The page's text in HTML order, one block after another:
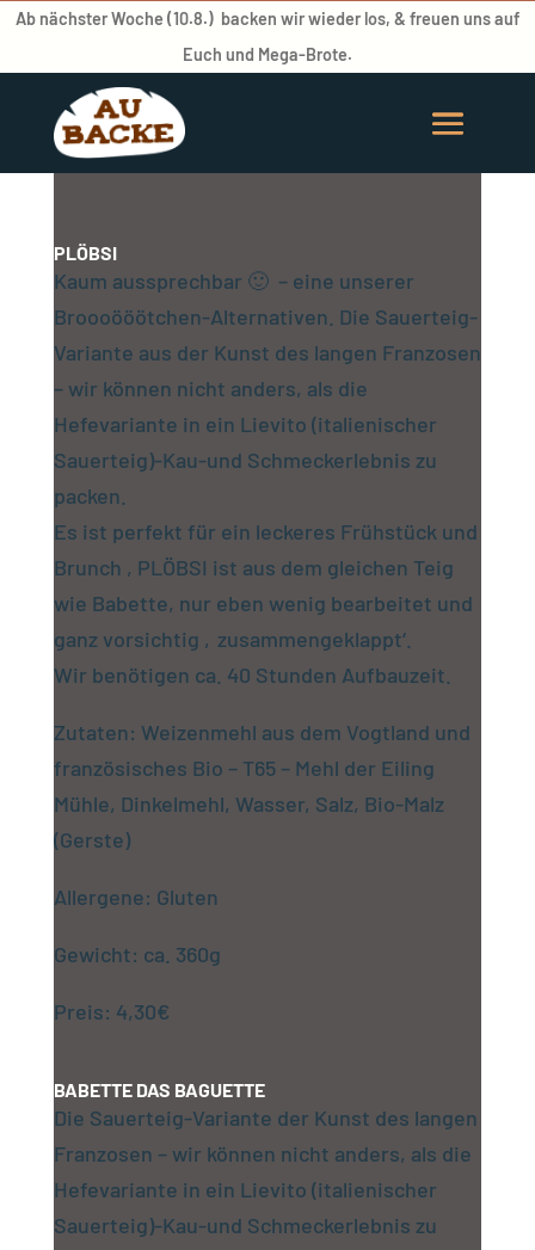
Ab nächster Woche (10.8.) backen wir wieder los, & freuen uns auf
Euch und Mega-Brote.
PLÖBSI
Kaum aussprechbar 🙂 – eine unserer
Broooööötchen-Alternativen. Die Sauerteig-
Variante aus der Kunst des langen Franzosen
– wir können nicht anders, als die
Hefevariante in ein Lievito (italienischer
Sauerteig)-Kau-und Schmeckerlebnis zu
packen.
Es ist perfekt für ein leckeres Frühstück und
Brunch , PLÖBSI ist aus dem gleichen Teig
wie Babette, nur eben wenig bearbeitet und
ganz vorsichtig ‚zusammengeklappt‘.
Wir benötigen ca. 40 Stunden Aufbauzeit.
Zutaten: Weizenmehl aus dem Vogtland und
französisches Bio – T65 – Mehl der Eiling
Mühle, Dinkelmehl, Wasser, Salz, Bio-Malz
(Gerste)
Allergene: Gluten
Gewicht: ca. 360g
Preis: 4,30€
BABETTE DAS BAGUETTE
Die Sauerteig-Variante der Kunst des langen
Franzosen – wir können nicht anders, als die
Hefevariante in ein Lievito (italienischer
Sauerteig)-Kau-und Schmeckerlebnis zu